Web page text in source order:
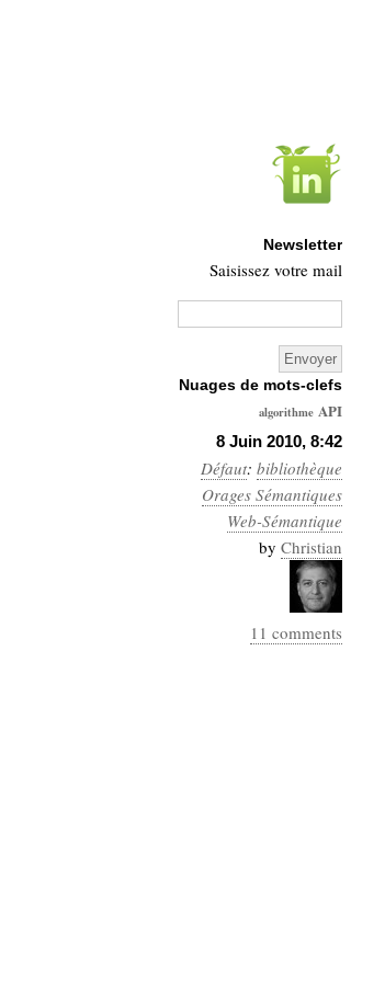
8 Juin 2010, 8:42
Défaut: bibliothèque
Orages Sémantiques
Web-Sémantique
by Christian
11 comments
Newsletter
Saisissez votre mail
Nuages de mots-clefs
algorithme API
Architecture
Ars-
Industrialis
business_model
cinéma
Cloud